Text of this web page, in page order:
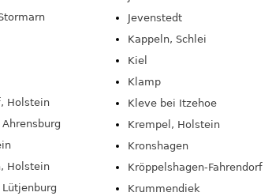
Holstein
Holstein
Jevenstedt
Kappeln, Schlei
Kiel
Klamp
Kleve bei Itzehoe
Krempel, Holstein
Kronshagen
Kröppelshagen-Fahrendorf
Krummendiek